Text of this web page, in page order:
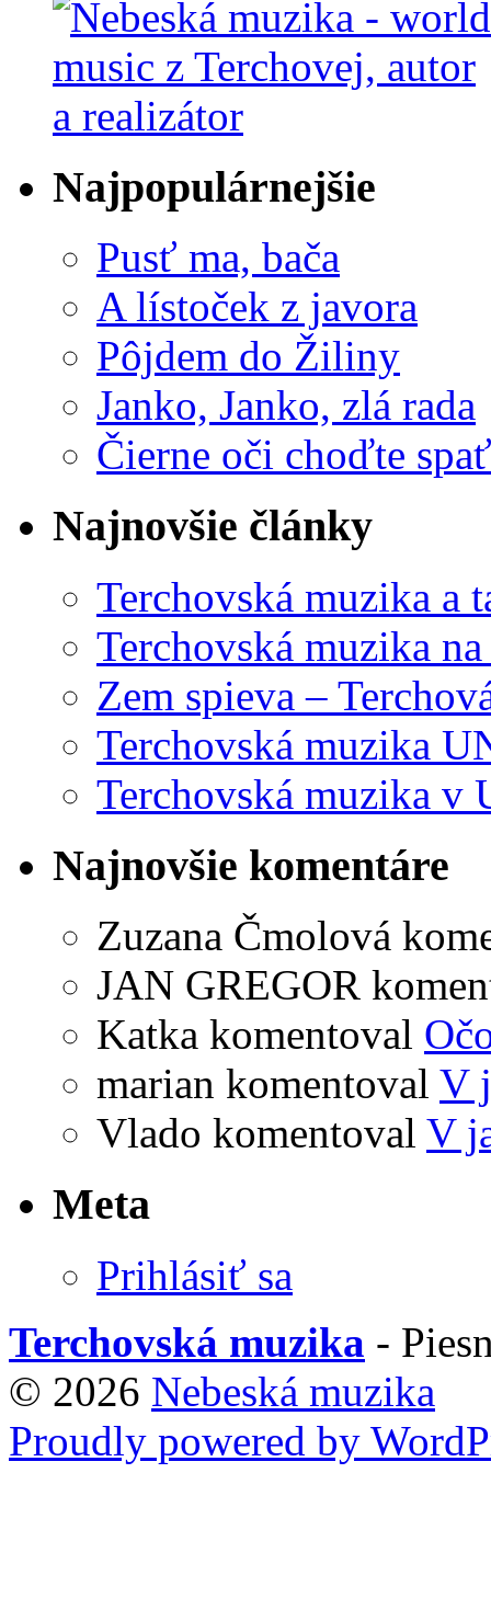
Najpopulárnejšie
Pusť ma, bača
A lístoček z javora
Pôjdem do Žiliny
Janko, Janko, zlá rada
Čierne oči choďte spať
Najnovšie články
Terchovská muzika a
Terchovská muzika
Zem spieva –
Terchovská muzika
Terchovská muzika v
Najnovšie komentáre
Zuzana Čmolová
JAN GREGOR
Katka komentoval
marian komentoval V
Vlado komentoval V
Meta
Prihlásiť sa
Terchovská muzika -
© 2026 Nebeská muzika
Proudly powered by